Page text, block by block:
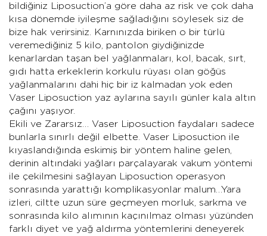
bildiğiniz Liposuction’a göre daha az risk ve çok daha
kısa dönemde iyileşme sağladığını söylesek siz de
bize hak verirsiniz. Karnınızda biriken o bir türlü
veremediğiniz 5 kilo, pantolon giydiğinizde
kenarlardan taşan bel yağlanmaları, kol, bacak, sırt,
gıdı hatta erkeklerin korkulu rüyası olan göğüs
yağlanmalarını dahi hiç bir iz kalmadan yok eden
Vaser Liposuction yaz aylarına sayılı günler kala altın
çağını yaşıyor.
Ekili ve Zararsız… Vaser Liposuction faydaları sadece
bunlarla sınırlı değil elbette. Vaser Liposuction ile
kıyaslandığında eskimiş bir yöntem haline gelen,
derinin altındaki yağları parçalayarak vakum yöntemi
ile çekilmesini sağlayan Liposuction operasyon
sonrasında yarattığı komplikasyonlar malum…Yara
izleri, ciltte uzun süre geçmeyen morluk, sarkma ve
sonrasında kilo alımının kaçınılmaz olması yüzünden
farklı diyet ve yağ aldırma yöntemlerini deneyerek